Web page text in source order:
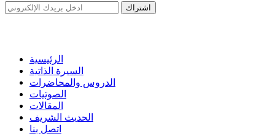
الرئيسية
السيرة الذاتية
الدروس والمحاضرات
الصوتيات
المقالات
الحديث الشريف
اتصل بنا